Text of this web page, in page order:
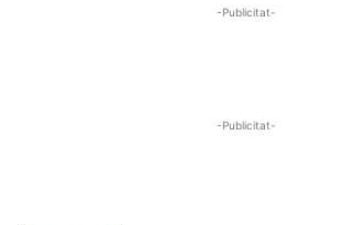
-Publicitat-
-Publicitat-